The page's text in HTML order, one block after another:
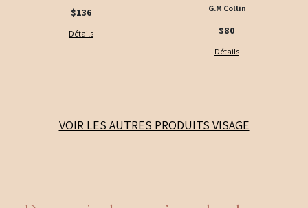
$136
Détails
G.M Collin
$80
Détails
VOIR LES AUTRES PRODUITS VISAGE